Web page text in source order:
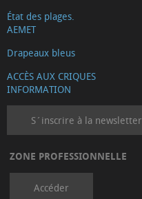
État des plages.
AEMET
Drapeaux bleus
ACCÈS AUX CRIQUES
INFORMATION
S´inscrire à la newsletter
ZONE PROFESSIONNELLE
Accéder